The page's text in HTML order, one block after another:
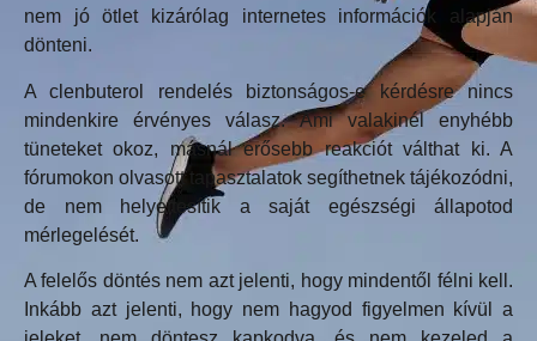
nem jó ötlet kizárólag internetes információk alapján
dönteni.
A clenbuterol rendelés biztonságos-e kérdésre nincs
mindenkire érvényes válasz. Ami valakinél enyhébb
tüneteket okoz, másnál erősebb reakciót válthat ki. A
fórumokon olvasott tapasztalatok segíthetnek tájékozódni,
de nem helyettesítik a saját egészségi állapotod
mérlegelését.
A felelős döntés nem azt jelenti, hogy mindentől félni kell.
Inkább azt jelenti, hogy nem hagyod figyelmen kívül a